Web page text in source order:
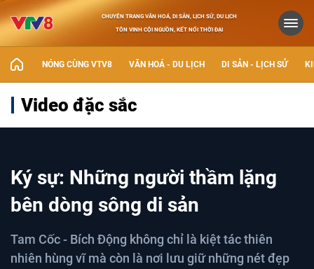
CHUYÊN TRANG VĂN HOÁ, DI SẢN, LỊCH SỬ, DU LỊCH
TÔN VINH CỘI NGUỒN, KẾT NỐI THỜI ĐẠI
NÓNG CÙNG VTV8 VĂN HOÁ - DU LỊCH DI SẢN - LỊCH SỬ
Video đặc sắc
Ký sự: Những người thầm lặng
bên dòng sông di sản
Tam Cốc - Bích Động không chỉ là kiệt tác thiên
nhiên hùng vĩ mà còn là nơi lưu giữ những nét đẹp